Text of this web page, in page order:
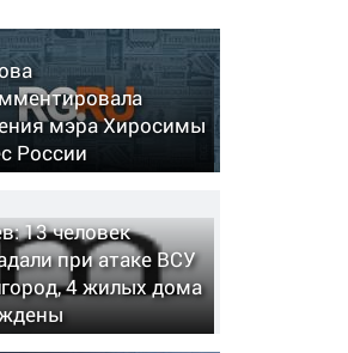
мэра Хиросимы
России
13 человек
при атаке ВСУ
4 жилых дома